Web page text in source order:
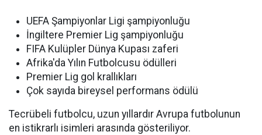
UEFA Şampiyonlar Ligi şampiyonluğu
İngiltere Premier Lig şampiyonluğu
FIFA Kulüpler Dünya Kupası zaferi
Afrika'da Yılın Futbolcusu ödülleri
Premier Lig gol krallıkları
Çok sayıda bireysel performans ödülü
Tecrübeli futbolcu, uzun yıllardır Avrupa futbolunun
en istikrarlı isimleri arasında gösteriliyor.